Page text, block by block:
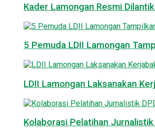
Kader Lamongan Resmi
5 Pemuda LDII Lamongan
LDII Lamongan Laksanakan
Kolaborasi Pelatihan